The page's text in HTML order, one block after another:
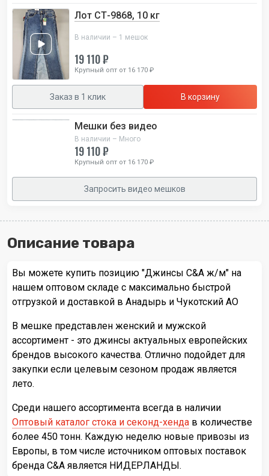
Лот СТ-9868, 10 кг
В наличии – 1 мешок
19 110 ₽
Крупный опт от 16 170 ₽
Заказ в 1 клик В корзину
Мешки без видео
В наличии – Много
19 110 ₽
Крупный опт от 16 170 ₽
Запросить видео мешков
Описание товара
Вы можете купить позицию "Джинсы C&A ж/м" на
нашем оптовом складе с максимально быстрой
отгрузкой и доставкой в Анадырь и Чукотский АО
В мешке представлен женский и мужской
ассортимент - это джинсы актуальных европейских
брендов высокого качества. Отлично подойдет для
закупки если целевым сезоном продаж является
лето.
Среди нашего ассортимента всегда в наличии
Оптовый каталог стока и секонд-хенда в количестве
более 450 тонн. Каждую неделю новые привозы из
Европы, в том числе источником оптовых поставок
бренда C&A является НИДЕРЛАНДЫ.